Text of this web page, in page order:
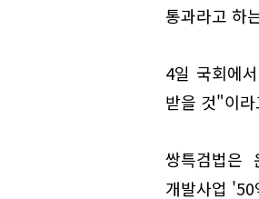
통과라고 하
4일 국회에
받을 것"이
쌍특검법은
개발사업